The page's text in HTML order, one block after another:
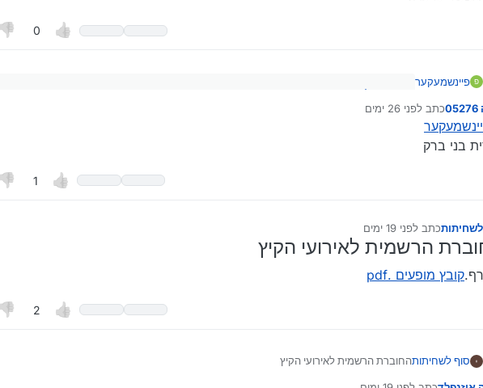
0
פ פיינשמעקער
סוף-לשחיתות
כתב לפני 26 ימים
נערך לאחרונה על ידי
בני ברק
1
כתב לפני 19 ימים
נערך לאחרונה על ידי
הרשמית לאירועי הקיץ
קובץ מופעים .pdf
2
סוף לשחיתותהחוברת הרשמית לאירועי הקיץ
מצורף. קובץ מופעים .pdf